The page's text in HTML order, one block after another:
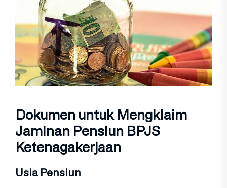
Dokumen untuk Mengklaim
Jaminan Pensiun BPJS
Ketenagakerjaan
Usia Pensiun